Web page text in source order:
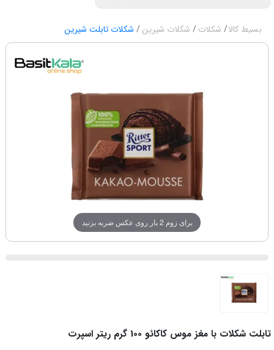
بسیط کالا شکلات شکلات شیرین شکلات تابلت شیرین
برای زوم 2 بار روی عکس ضربه بزنید
تابلت شکلات با مغز موس کاکائو 100 گرم ریتر اسپرت